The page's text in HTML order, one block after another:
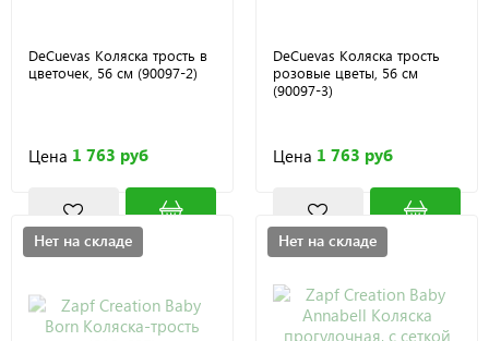
DeCuevas Коляска трость в
цветочек, 56 см (90097-2)
Цена 1 763 руб
DeCuevas Коляска трость
розовые цветы, 56 см
(90097-3)
Цена 1 763 руб
Нет на складе Нет на складе